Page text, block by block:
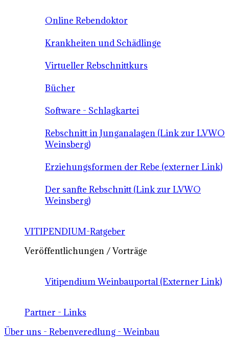
Online Rebendoktor
Krankheiten und Schädlinge
Virtueller Rebschnittkurs
Bücher
Software - Schlagkartei
Rebschnitt in Junganalagen (Link zur LVWO
Weinsberg)
Erziehungsformen der Rebe (externer Link)
Der sanfte Rebschnitt (Link zur LVWO
Weinsberg)
VITIPENDIUM-Ratgeber
Veröffentlichungen / Vorträge
Vitipendium Weinbauportal (Externer Link)
Partner - Links
Über uns - Rebenveredlung - Weinbau